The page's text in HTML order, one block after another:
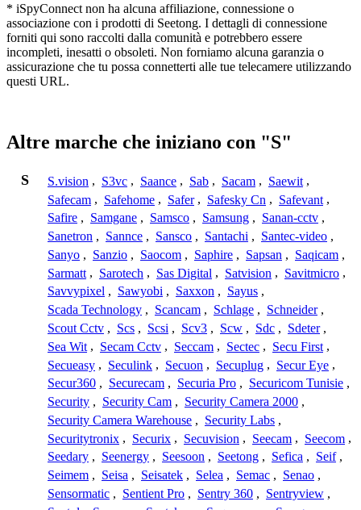
* iSpyConnect non ha alcuna affiliazione, connessione o
associazione con i prodotti di Seetong. I dettagli di connessione
forniti qui sono raccolti dalla comunità e potrebbero essere
incompleti, inesatti o obsoleti. Non forniamo alcuna garanzia o
assicurazione che tu possa connetterti alle tue telecamere utilizzando
questi URL.
Altre marche che iniziano con "S"
S S.vision , S3vc , Saance , Sab , Sacam , Saewit ,
Safecam , Safehome , Safer , Safesky Cn , Safevant ,
Safire , Samgane , Samsco , Samsung , Sanan-cctv ,
Sanetron , Sannce , Sansco , Santachi , Santec-video ,
Sanyo , Sanzio , Saocom , Saphire , Sapsan , Saqicam ,
Sarmatt , Sarotech , Sas Digital , Satvision , Savitmicro ,
Savvypixel , Sawyobi , Saxxon , Sayus ,
Scada Technology , Scancam , Schlage , Schneider ,
Scout Cctv , Scs , Scsi , Scv3 , Scw , Sdc , Sdeter ,
Sea Wit , Secam Cctv , Seccam , Sectec , Secu First ,
Secueasy , Seculink , Secuon , Secuplug , Secur Eye ,
Secur360 , Securecam , Securia Pro , Securicom Tunisie ,
Security , Security Cam , Security Camera 2000 ,
Security Camera Warehouse , Security Labs ,
Securitytronix , Securix , Secuvision , Seecam , Seecom ,
Seedary , Seenergy , Seesoon , Seetong , Sefica , Seif ,
Seimem , Seisa , Seisatek , Selea , Semac , Senao ,
Sensormatic , Sentient Pro , Sentry 360 , Sentryview ,